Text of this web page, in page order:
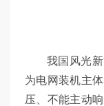
我国风光
为电网装机主
压、不能主动